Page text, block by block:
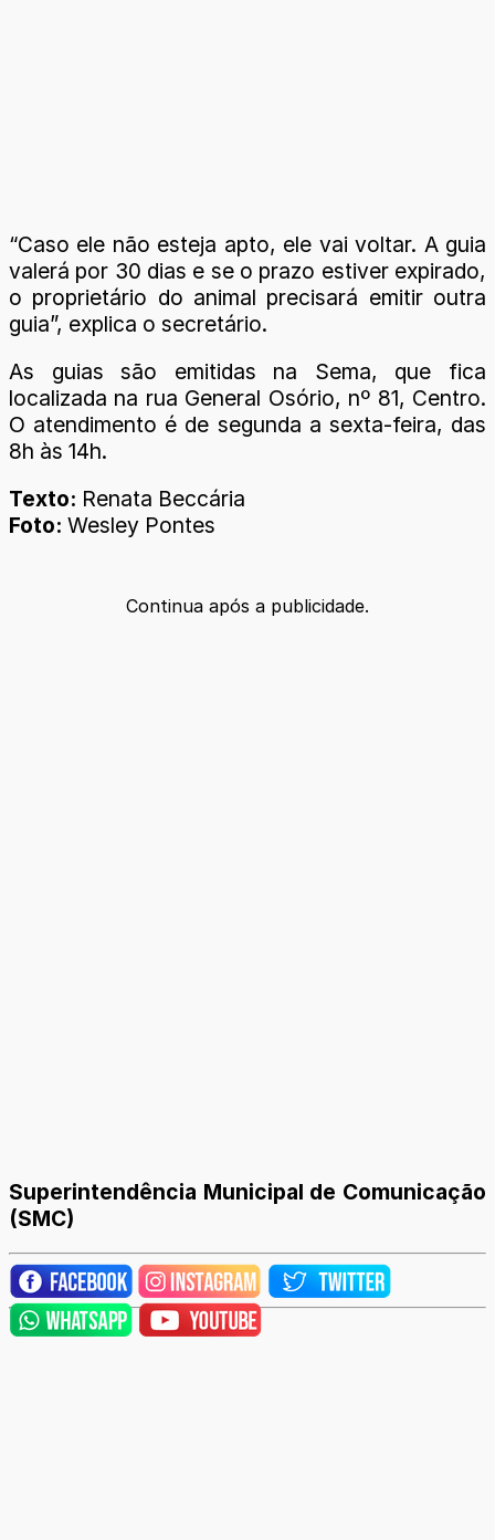
“Caso ele não esteja apto, ele vai voltar. A guia
valerá por 30 dias e se o prazo estiver expirado,
o proprietário do animal precisará emitir outra
guia”, explica o secretário.
As guias são emitidas na Sema, que fica
localizada na rua General Osório, nº 81, Centro.
O atendimento é de segunda a sexta-feira, das
8h às 14h.
Texto: Renata Beccária
Foto: Wesley Pontes
Continua após a publicidade.
Superintendência Municipal de Comunicação
(SMC)